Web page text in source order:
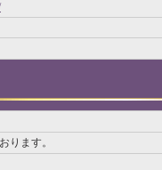
ります。